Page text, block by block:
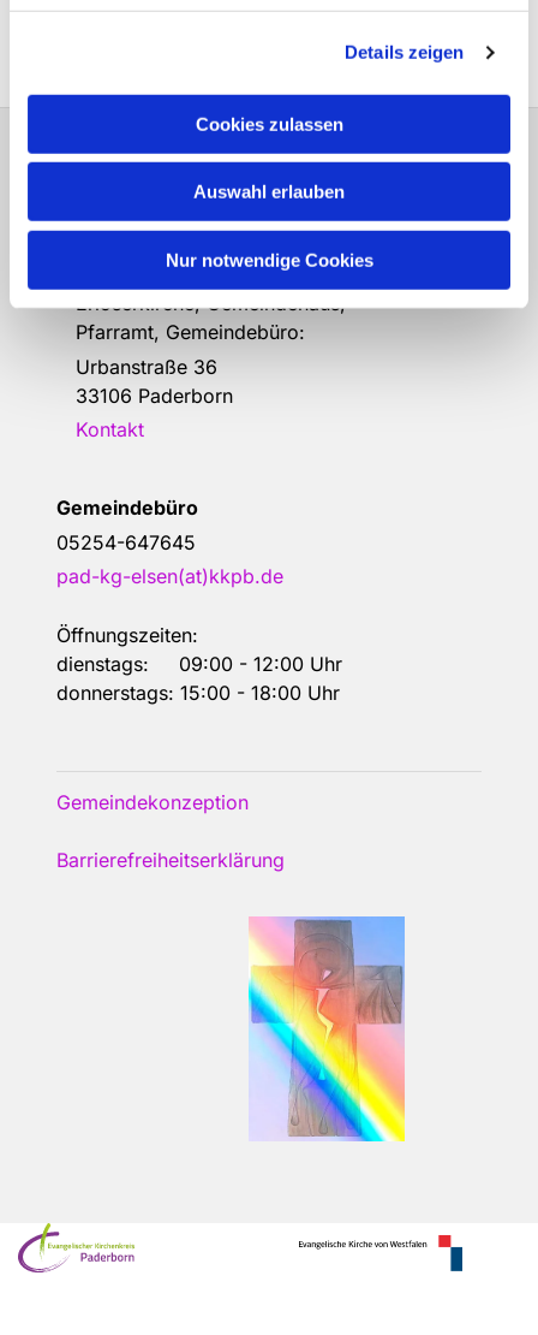
Details zeigen
Cookies zulassen
Auswahl erlauben
Nur notwendige Cookies
Bitte schreiben Sie bei Wünschen und
Anregungen demWebmaster
Kirchengemeinde Elsen
Erlöserkirche, Gemeindehaus,
Pfarramt, Gemeindebüro:
Urbanstraße 36
33106 Paderborn
Kontakt
Gemeindebüro
05254-647645
pad-kg-elsen(at)kkpb.de
Öffnungszeiten:
dienstags: 09:00 - 12:00 Uhr
donnerstags: 15:00 - 18:00 Uhr
Gemeindekonzeption
Barrierefreiheitserklärung